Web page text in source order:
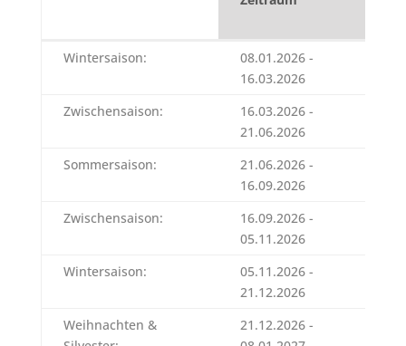
Zeitraum
Wintersaison:
08.01.2026 -
16.03.2026
Zwischensaison:
16.03.2026 -
21.06.2026
Sommersaison:
21.06.2026 -
16.09.2026
Zwischensaison:
16.09.2026 -
05.11.2026
Wintersaison:
05.11.2026 -
21.12.2026
Weihnachten &
21.12.2026 -